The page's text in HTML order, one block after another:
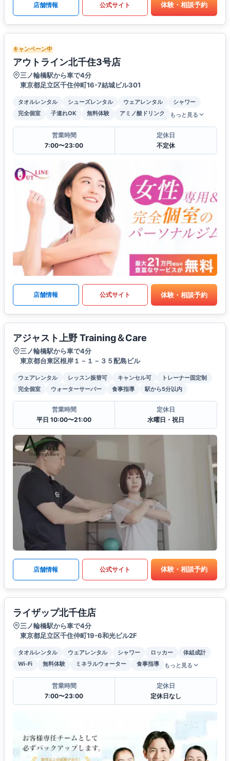
店舗情報 公式サイト 体験・相談予約
キャンペーン中
アウトライン北千住3号店
三ノ輪橋駅から車で4分
東京都足立区千住仲町16-7結城ビル301
タオルレンタル シューズレンタル ウェアレンタル
シャワー
完全個室
子連れOK 無料体験 アミノ酸ドリンク もっと見る
営業時間
7:00〜23:00
定休日
不定休
店舗情報 公式サイト 体験・相談予約
アジャスト上野 Training＆Care
三ノ輪橋駅から車で4分
東京都台東区根岸１－１－３５配島ビル
ウェアレンタル レッスン振替可 キャンセル可
トレーナー固定制
完全個室
ウォーターサーバー 食事指導 駅から5分以内
営業時間
平日 10:00〜21:00
定休日
水曜日・祝日
店舗情報 公式サイト 体験・相談予約
ライザップ北千住店
三ノ輪橋駅から車で4分
東京都足立区千住仲町19-6和光ビル2F
タオルレンタル ウェアレンタル シャワー ロッカー
体組成計
Wi-Fi
無料体験 ミネラルウォーター 食事指導 もっと見る
営業時間
7:00〜23:00
定休日
定休日なし